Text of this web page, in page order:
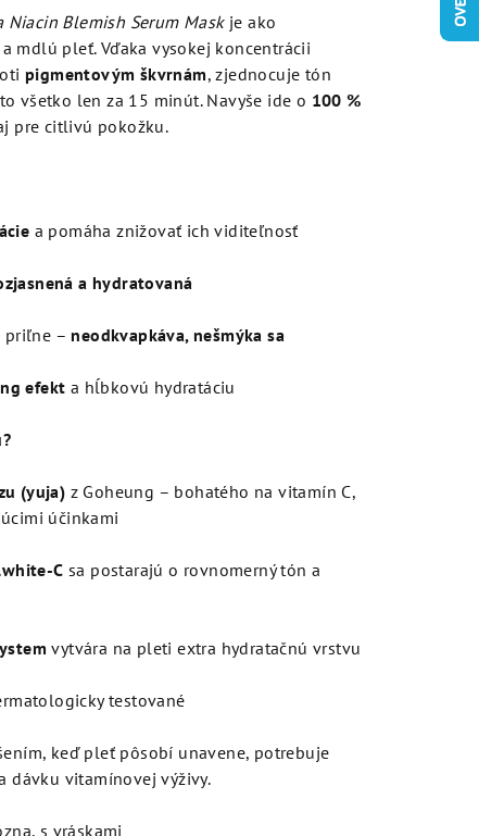
Niacin Blemish Serum Maskje ako
mdlú pleť. Vďaka vysokej koncentrácii
pigmentovým škvrnám, zjednocuje tón
všetko len za 15 minút. Navyše ide o 100 %
pre citlivú pokožku.
a pomáha znižovať ich viditeľnosť
a hydratovaná
priľne – neodkvapkáva, nešmýka sa
efekt a hĺbkovú hydratáciu
(yuja) z Goheung – bohatého na vitamín C,
účinkami
C sa postarajú o rovnomerný tón a
vytvára na pleti extra hydratačnú vrstvu
testované
keď pleť pôsobí unavene, potrebuje
dávku vitamínovej výživy.
s vráskami